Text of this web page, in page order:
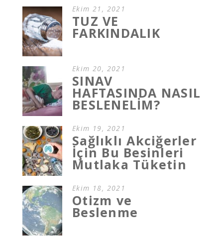
Ekim 21, 2021
TUZ VE
FARKINDALIK
Ekim 20, 2021
SINAV
HAFTASINDA NASIL
BESLENELİM?
Ekim 19, 2021
Sağlıklı Akciğerler
İçin Bu Besinleri
Mutlaka Tüketin
Ekim 18, 2021
Otizm ve
Beslenme